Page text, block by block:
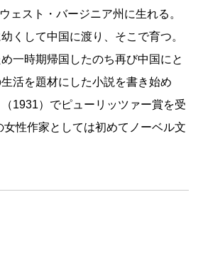
いたんだ、とおもえるようなもの
悟った。細かいところは気にせず
からなかったり、想像できなくて
る。ぐいぐいと読む。それでい
長ければ長いほどおもしろい。
ェスト・バージニア州に生れる。
くして中国に渡り、そこで育つ。
一時期帰国したのち再び中国にと
活を題材にした小説を書き始め
1931）でピューリッツァー賞を受
性作家としては初めてノーベル文